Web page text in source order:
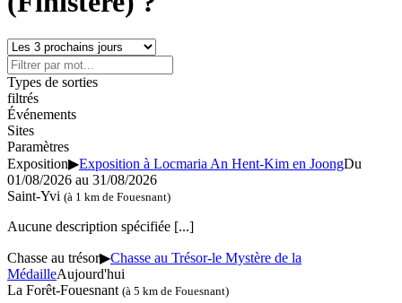
Types de sorties
filtrés
Événements
Sites
Paramètres
Exposition▶Exposition à Locmaria An Hent-Kim en JoongDu
01/08/2026 au 31/08/2026
Saint-Yvi (à 1 km de Fouesnant)
Aucune description spécifiée [...]
Chasse au trésor▶Chasse au Trésor-le Mystère de la
MédailleAujourd'hui
La Forêt-Fouesnant (à 5 km de Fouesnant)